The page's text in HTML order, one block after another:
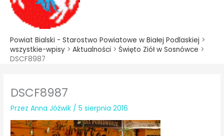
Powiat Bialski - Starostwo Powiatowe w Białej Podlaskiej >
wszystkie-wpisy > Aktualności > Święto Ziół w Sosnówce >
DSCF8987
DSCF8987
PrzezAnna Jóźwik /5 sierpnia 2016